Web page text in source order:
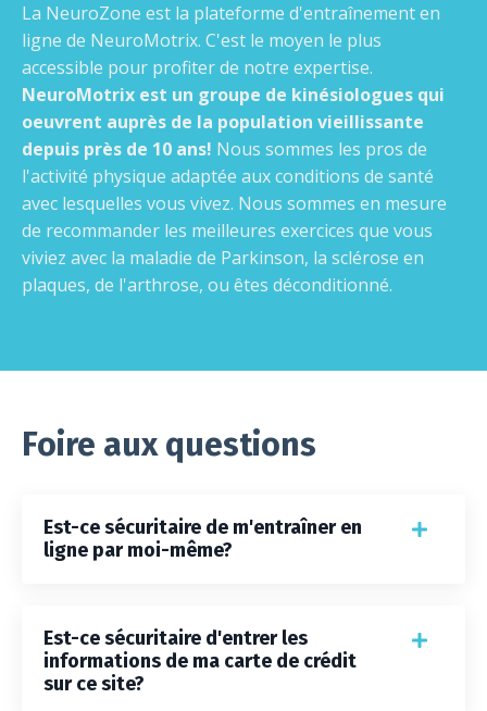
La NeuroZone est la plateforme d'entraînement en
ligne de NeuroMotrix. C'est le moyen le plus
accessible pour profiter de notre expertise.
NeuroMotrix est un groupe de kinésiologues qui
oeuvrent auprès de la population vieillissante
depuis près de 10 ans! Nous sommes les pros de
l'activité physique adaptée aux conditions de santé
avec lesquelles vous vivez. Nous sommes en mesure
de recommander les meilleures exercices que vous
viviez avec la maladie de Parkinson, la sclérose en
plaques, de l'arthrose, ou êtes déconditionné.
Foire aux questions
Est-ce sécuritaire de m'entraîner en
ligne par moi-même?
Est-ce sécuritaire d'entrer les
informations de ma carte de crédit
sur ce site?